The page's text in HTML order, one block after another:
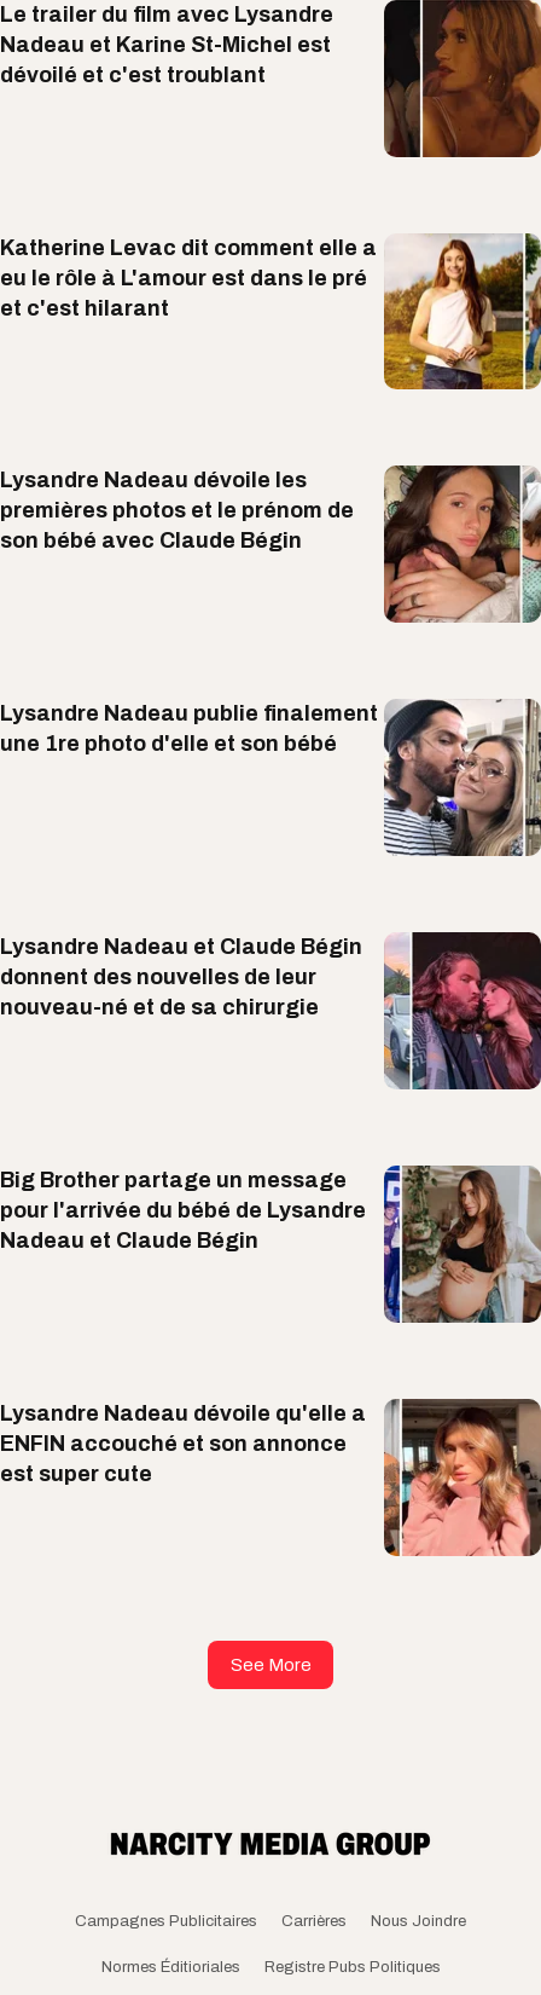
Le trailer du film avec Lysandre
Nadeau et Karine St-Michel est
dévoilé et c'est troublant
Katherine Levac dit comment elle a
eu le rôle à L'amour est dans le pré
et c'est hilarant
Lysandre Nadeau dévoile les
premières photos et le prénom de
son bébé avec Claude Bégin
Lysandre Nadeau publie finalement
une 1re photo d'elle et son bébé
Lysandre Nadeau et Claude Bégin
donnent des nouvelles de leur
nouveau-né et de sa chirurgie
Big Brother partage un message
pour l'arrivée du bébé de Lysandre
Nadeau et Claude Bégin
Lysandre Nadeau dévoile qu'elle a
ENFIN accouché et son annonce
est super cute
See More
Campagnes Publicitaires Carrières Nous Joindre
Normes Éditioriales Registre Pubs Politiques